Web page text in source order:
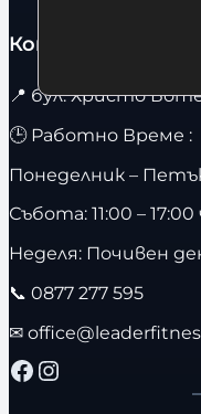
Контакти
📍 бул. Христо
🕒 Работно Време :
Понеделник –
Събота: 11:00 – 17:00
Неделя: Почивен
📞 0877 277 595
✉
Facebook Instagram